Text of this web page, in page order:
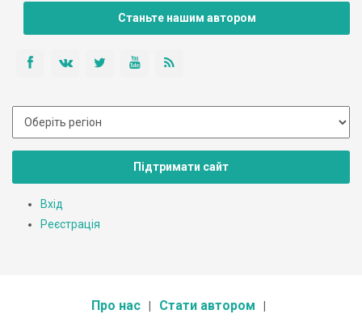
Станьте нашим автором
Підтримати сайт
Вхід
Реєстрація
Про нас Стати автором